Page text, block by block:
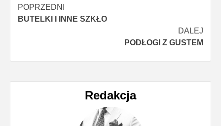
Nawigacja
wpisu
POPRZEDNI
BUTELKI I INNE SZKŁO
DALEJ
PODŁOGI Z GUSTEM
Redakcja